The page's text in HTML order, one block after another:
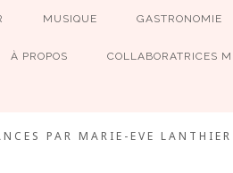
MUSIQUE GASTRONOMIE
À PROPOS COLLABORATRICES
PAR MARIE-EVE LANTHIER